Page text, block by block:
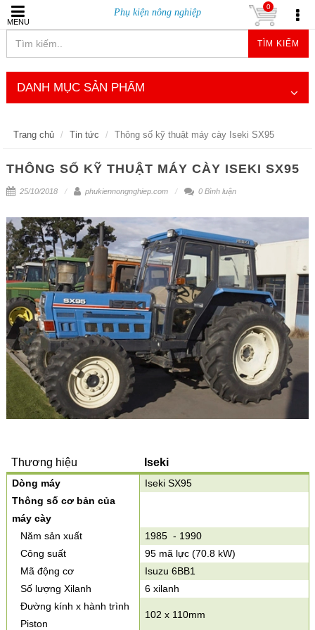
MENU
Phụ kiện nông nghiệp
TÌM KIẾM
0
DANH MỤC SẢN PHẨM
Trang chủ Tin tức Thông số kỹ thuật máy cày Iseki SX95
THÔNG SỐ KỸ THUẬT MÁY CÀY ISEKI SX95
25/10/2018 phukiennongnghiep.com 0 Bình luận
Thương hiệu Iseki
Dòng máy
Iseki SX95
Thông số cơ bản của
máy cày
Năm sản xuất
1985 - 1990
Công suất
95 mã lực (70.8 kW)
Mã động cơ
Isuzu 6BB1
Số lượng Xilanh
6 xilanh
Đường kính x hành trình
Piston
102 x 110mm